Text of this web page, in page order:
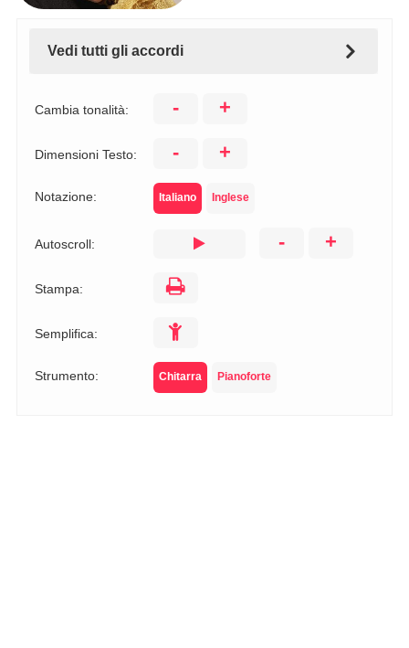
Vedi tutti gli accordi
Cambia tonalità: - +
Dimensioni Testo: - +
Notazione: Italiano Inglese
Autoscroll: - +
Stampa:
Semplifica:
Strumento: Chitarra Pianoforte